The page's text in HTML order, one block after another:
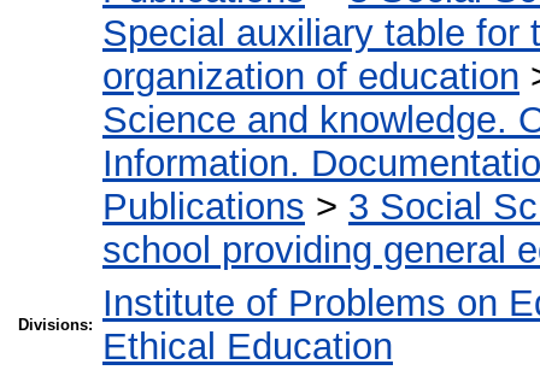
Special auxiliary table for
organization of education
Science and knowledge.
Information.
Publications > 3 Social
school providing general
Divisions:
Institute of Problems on
Ethical Education